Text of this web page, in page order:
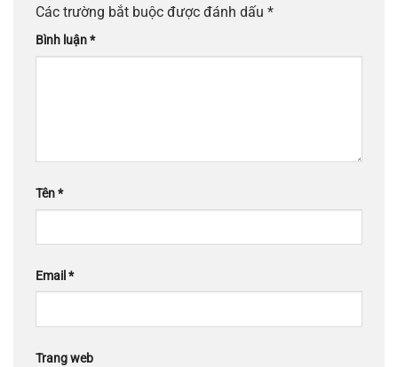
Các trường bắt buộc được đánh dấu *
Bình luận*
Tên*
Email *
Trang web